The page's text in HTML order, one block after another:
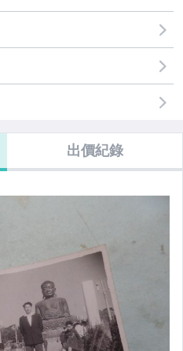
出價紀錄